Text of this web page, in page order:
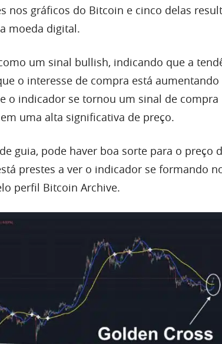
nos gráficos do Bitcoin e cinco delas
moeda digital.
um sinal bullish, indicando que a
o interesse de compra está aumentando
o indicador se tornou um sinal de compra
uma alta significativa de preço.
guia, pode haver boa sorte para o preço
prestes a ver o indicador se formando
perfil Bitcoin Archive.